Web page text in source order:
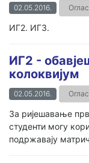
02.05.2016.
ИГ2. ИГ3.
ИГ2 -
колоквијум
02.05.2016.
За ријешавање
студенти могу
подржавају